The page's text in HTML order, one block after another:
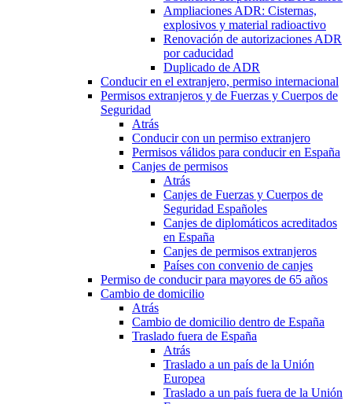
Ampliaciones ADR: Cisternas,
explosivos y material radioactivo
Renovación de autorizaciones ADR
por caducidad
Duplicado de ADR
Conducir en el extranjero, permiso internacional
Permisos extranjeros y de Fuerzas y Cuerpos de
Seguridad
Atrás
Conducir con un permiso extranjero
Permisos válidos para conducir en España
Canjes de permisos
Atrás
Canjes de Fuerzas y Cuerpos de
Seguridad Españoles
Canjes de diplomáticos acreditados
en España
Canjes de permisos extranjeros
Países con convenio de canjes
Permiso de conducir para mayores de 65 años
Cambio de domicilio
Atrás
Cambio de domicilio dentro de España
Traslado fuera de España
Atrás
Traslado a un país de la Unión
Europea
Traslado a un país fuera de la Unión